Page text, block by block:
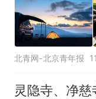
北青网-北京青年报
灵隐寺、净